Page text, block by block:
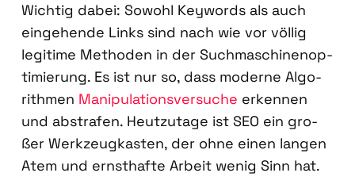
Wich­tig dabei: Sowohl Key­words als auch
ein­ge­hen­de Links sind nach wie vor völ­lig
legi­ti­me Metho­den in der Such­ma­schi­nen­op­
ti­mie­rung. Es ist nur so, dass moder­ne Algo­
rith­men Mani­pu­la­ti­ons­ver­su­che erken­nen
und abstra­fen. Heut­zu­ta­ge ist SEO ein gro­
ßer Werk­zeug­kas­ten, der ohne einen lan­gen
Atem und ernst­haf­te Arbeit wenig Sinn hat.